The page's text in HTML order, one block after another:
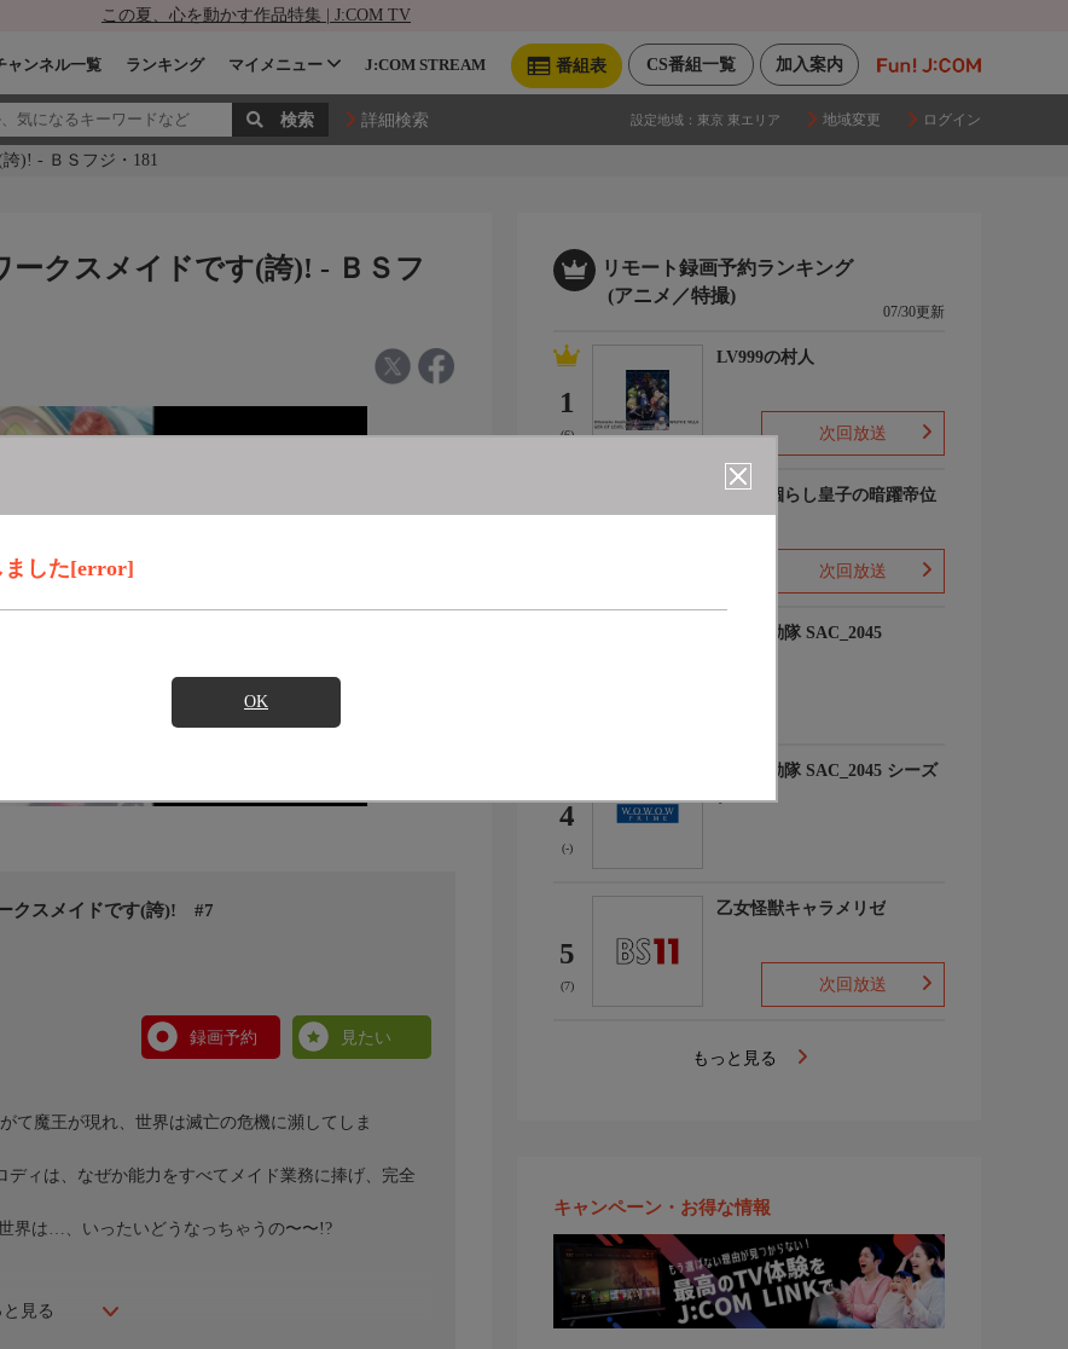
この夏、心を動かす作品特集 | J:COM TV
加入案内
CS番組一覧
番組表
ャンネル一覧 ランキング マイメニュー J:COM STREAM
詳細検索 設定地域： 東京 東エリア 地域変更 ログイン
)! - ＢＳフジ・181
ました[error]
OK
ークスメイドです(誇)! - ＢＳフ
クスメイドです(誇)! #7
録画予約
見たい
と見る
て魔王が現れ、世界は滅亡の危機に瀕してしま
ィは、なぜか能力をすべてメイド業務に捧げ、完全
界は…、いったいどうなっちゃうの〜〜!?
リモート録画予約ランキング
(アニメ／特撮)
07/30更新
1
(6)
LV999の村人
次回放送
最強出涸らし皇子の暗躍帝位
次回放送
攻殻機動隊 SAC_2045
4
(-)
攻殻機動隊 SAC_2045 シーズ
ン2
5
(7)
乙女怪獣キャラメリゼ
次回放送
もっと見る
キャンペーン・お得な情報